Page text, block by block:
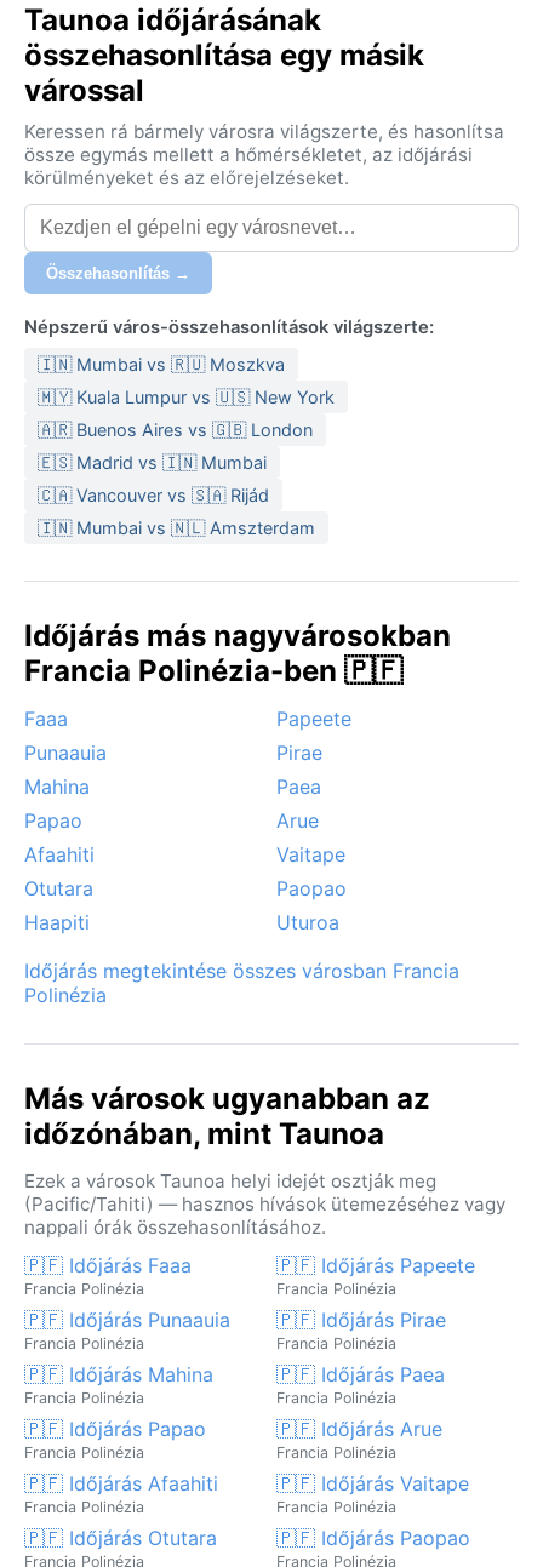
Taunoa időjárásának
összehasonlítása egy másik
várossal
Keressen rá bármely városra világszerte, és hasonlítsa
össze egymás mellett a hőmérsékletet, az időjárási
körülményeket és az előrejelzéseket.
Összehasonlítás →
Népszerű város-összehasonlítások világszerte:
🇮🇳 Mumbai vs 🇷🇺 Moszkva
🇲🇾 Kuala Lumpur vs 🇺🇸 New York
🇦🇷 Buenos Aires vs 🇬🇧 London
🇪🇸 Madrid vs 🇮🇳 Mumbai
🇨🇦 Vancouver vs 🇸🇦 Rijád
🇮🇳 Mumbai vs 🇳🇱 Amszterdam
Időjárás más nagyvárosokban
Francia Polinézia-ben 🇵🇫
Faaa
Papeete
Punaauia
Pirae
Mahina
Paea
Papao
Arue
Afaahiti
Vaitape
Otutara
Paopao
Haapiti
Uturoa
Időjárás megtekintése összes városban Francia
Polinézia
Más városok ugyanabban az
időzónában, mint Taunoa
Ezek a városok Taunoa helyi idejét osztják meg
(Pacific/Tahiti) — hasznos hívások ütemezéséhez vagy
nappali órák összehasonlításához.
🇵🇫 Időjárás Faaa
Francia Polinézia
🇵🇫 Időjárás Papeete
Francia Polinézia
🇵🇫 Időjárás Punaauia
Francia Polinézia
🇵🇫 Időjárás Pirae
Francia Polinézia
🇵🇫 Időjárás Mahina
Francia Polinézia
🇵🇫 Időjárás Paea
Francia Polinézia
🇵🇫 Időjárás Papao
Francia Polinézia
🇵🇫 Időjárás Arue
Francia Polinézia
🇵🇫 Időjárás Afaahiti
Francia Polinézia
🇵🇫 Időjárás Vaitape
Francia Polinézia
🇵🇫 Időjárás Otutara
Francia Polinézia
🇵🇫 Időjárás Paopao
Francia Polinézia